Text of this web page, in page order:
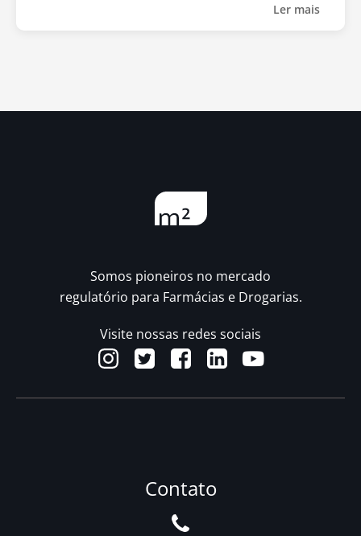
Ler mais
Somos pioneiros no mercado
regulatório para Farmácias e Drogarias.
Visite nossas redes sociais
Contato